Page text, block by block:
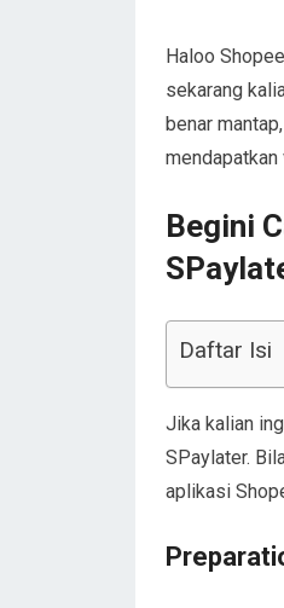
Haloo
sekarang
benar
Begini
Daftar Isi
Jika kalian
SPaylater.
aplikasi